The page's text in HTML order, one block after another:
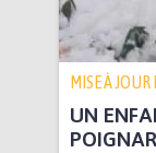
MISE À
UN